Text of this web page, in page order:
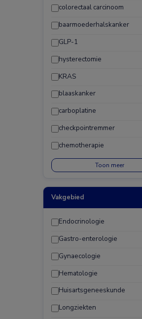
colorectaal carcinoom
baarmoederhalskanker
GLP-1
hysterectomie
KRAS
blaaskanker
carboplatine
checkpointremmer
chemotherapie
Toon meer
Vakgebied
Endocrinologie
Gastro-enterologie
Gynaecologie
Hematologie
Huisartsgeneeskunde
Longziekten